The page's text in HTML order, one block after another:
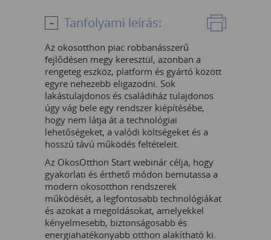
Tanfolyami leírás:
Az okosotthon piac robbanásszerű
fejlődésen megy keresztül, azonban a
rengeteg eszköz, platform és gyártó között
egyre nehezebb eligazodni. Sok
lakástulajdonos és családiház tulajdonos
úgy vág bele egy rendszer kiépítésébe,
hogy nem látja át a technológiai
lehetőségeket, a valódi költségeket és a
hosszú távú működés feltételeit.
Az OkosOtthon Start webinár célja, hogy
gyakorlati és érthető módon bemutassa a
modern okosotthon rendszerek
működését, a legfontosabb technológiákat
és azokat a megoldásokat, amelyekkel
kényelmesebb, biztonságosabb és
energiahatékonyabb otthon alakítható ki.